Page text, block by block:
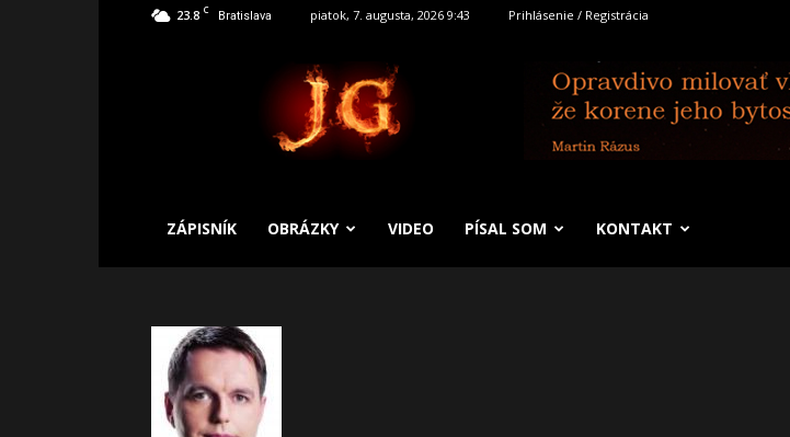
23.8 C Bratislava piatok, 7. augusta, 2026 9:43 Prihlásenie / Registrácia
SLOBODNÝ
ZÁPISNÍK OBRÁZKY VIDEO PÍSAL SOM KONTAKT